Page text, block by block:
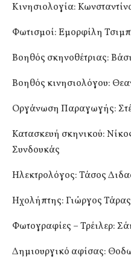
Κινησιολογία:
Φωτισμοί: Εμορφίλη
Βοηθός σκηνοθέτριας:
Βοηθός κινησιολόγου:
Οργάνωση Παραγωγής:
Κατασκευή σκηνικού:
Συνδουκάς
Ηλεκτρολόγος: Τάσος
Ηχολήπτης: Γιώργος
Φωτογραφίες – Τρέιλερ:
Δημιουργικό αφίσας: